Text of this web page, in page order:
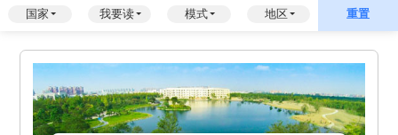
国家 我要读 模式 地区 重置